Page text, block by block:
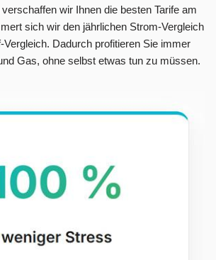
wir Ihnen die besten Tarife am
sich wir den jährlichen Strom-Vergleich
Vergleich. Dadurch profitieren Sie immer
Gas, ohne selbst etwas tun zu müssen.